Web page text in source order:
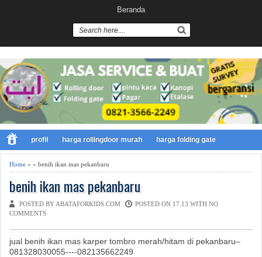
Beranda
profil harga rollingdoor murah harga folding gate
Home » » benih ikan mas pekanbaru
benih ikan mas pekanbaru
POSTED BY ABATAFORKIDS.COM POSTED ON 17.13 WITH NO
COMMENTS
jual benih ikan mas karper tombro merah/hitam di pekanbaru–
081328030055----082135662249